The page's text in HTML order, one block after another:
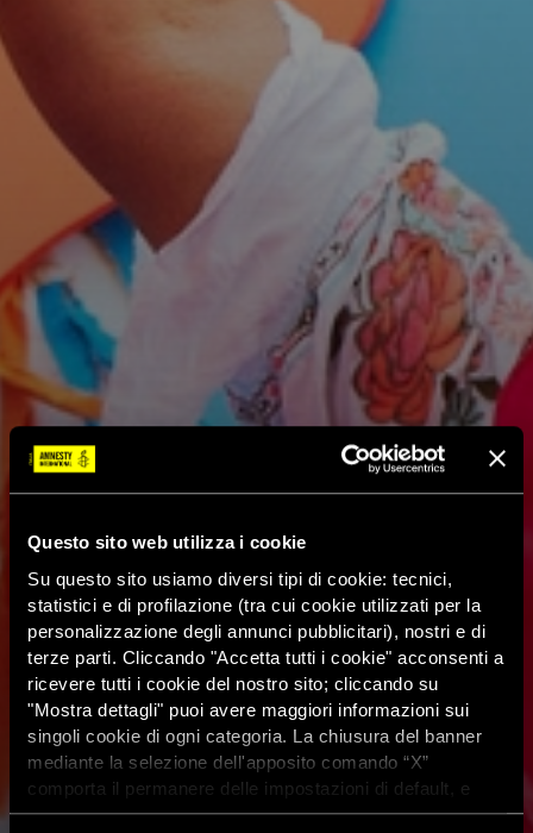
Questo sito web utilizza i cookie
Su questo sito usiamo diversi tipi di cookie: tecnici,
statistici e di profilazione (tra cui cookie utilizzati per la
personalizzazione degli annunci pubblicitari), nostri e di
terze parti. Cliccando "Accetta tutti i cookie" acconsenti a
ricevere tutti i cookie del nostro sito; cliccando su
"Mostra dettagli" puoi avere maggiori informazioni sui
singoli cookie di ogni categoria. La chiusura del banner
mediante la selezione dell'apposito comando “X”
comporta il permanere delle impostazioni di default, e
dunque la continuazione della navigazione con i cookie